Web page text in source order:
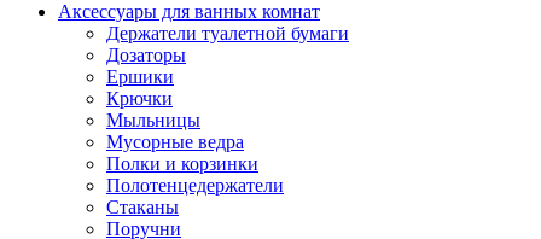
Аксессуары для ванных комнат
Держатели туалетной бумаги
Дозаторы
Ершики
Крючки
Мыльницы
Мусорные ведра
Полки и корзинки
Полотенцедержатели
Стаканы
Поручни